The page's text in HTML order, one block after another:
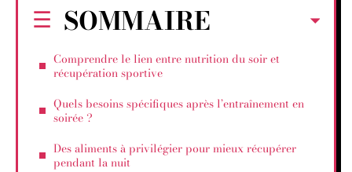
SOMMAIRE
Comprendre le lien entre nutrition du soir et
récupération sportive
Quels besoins spécifiques après l’entraînement en
soirée ?
Des aliments à privilégier pour mieux récupérer
pendant la nuit